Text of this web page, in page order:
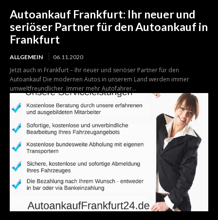
Autoankauf Frankfurt: Ihr neuer und
seriöser Partner für den Autoankauf in
Frankfurt
ALLGEMEIN 06.11.2020
Jetzt auch in Frankfurt – Ihr neuer und seriöser Partner für den
Autoankauf Die modernen Autos in unserem Land werden immer
umweltfreundlicher. Immer mehr Autofahrer...